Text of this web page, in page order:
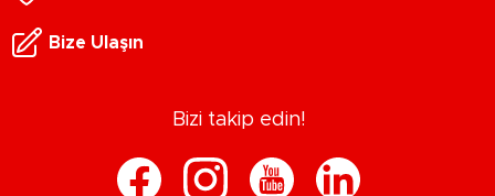
Bize Ulaşın
Bizi takip edin!